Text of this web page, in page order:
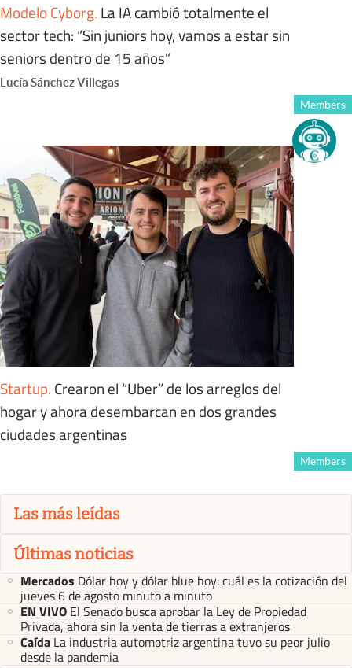
Modelo Cyborg. La IA cambió totalmente el
sector tech: “Sin juniors hoy, vamos a estar sin
seniors dentro de 15 años”
Lucía Sánchez Villegas
Members
Startup. Crearon el “Uber” de los arreglos del
hogar y ahora desembarcan en dos grandes
ciudades argentinas
Members
Las más leídas
Últimas noticias
Mercados Dólar hoy y dólar blue hoy: cuál es la cotización del
jueves 6 de agosto minuto a minuto
EN VIVO El Senado busca aprobar la Ley de Propiedad
Privada, ahora sin la venta de tierras a extranjeros
Caída La industria automotriz argentina tuvo su peor julio
desde la pandemia